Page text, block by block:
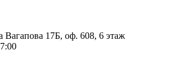
Вагапова 17Б, оф. 608, 6 этаж